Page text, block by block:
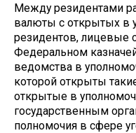
Между резидентами
валюты с открытых в
резидентов, лицевые
Федеральном
ведомства в
которой открыты
открытые в
государственным
полномочия в сфере